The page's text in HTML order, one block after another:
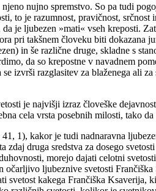
nujno spremstvo. So pa tudi
to je razumnost, pravičnost,
je ljubezen »mati« vseh kreposti.
pri takšnem človeku biti dokazana
in še različne druge, skladne s
da so krepostne v navadnem
se izvrši razglasitev za blaženega
je najvišji izraz človeške
cela vrsta posebnih milosti, tako
1), kakor je tudi nadnaravna
zdaj druga sredstva za dosego
morejo dajati celotni
očarljivo ljubeznive svetosti
kakega Frančiška Ksaverija,